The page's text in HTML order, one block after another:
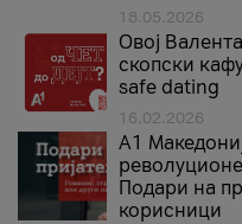
18.05.2026
Овој
скопски
safe dating
16.02.2026
А1
Подари на
корисници